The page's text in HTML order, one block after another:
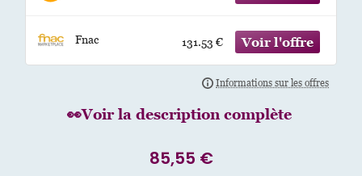
Fnac 131.53 €
👀Voir la description complète
85,55 €